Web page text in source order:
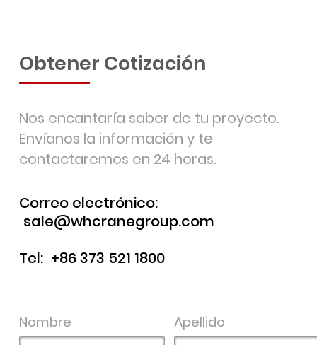
Obtener Cotización
Nos encantaría saber de tu proyecto.
Envíanos la información y te
contactaremos en 24 horas.
Correo electrónico:
sale@whcranegroup.com
Tel: +86 373 521 1800
Nombre Apellido